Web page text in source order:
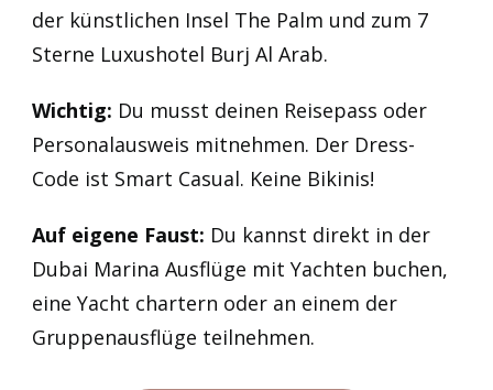
der künstlichen Insel The Palm und zum 7
Sterne Luxushotel Burj Al Arab.
Wichtig: Du musst deinen Reisepass oder
Personalausweis mitnehmen. Der Dress-
Code ist Smart Casual. Keine Bikinis!
Auf eigene Faust: Du kannst direkt in der
Dubai Marina Ausflüge mit Yachten buchen,
eine Yacht chartern oder an einem der
Gruppenausflüge teilnehmen.